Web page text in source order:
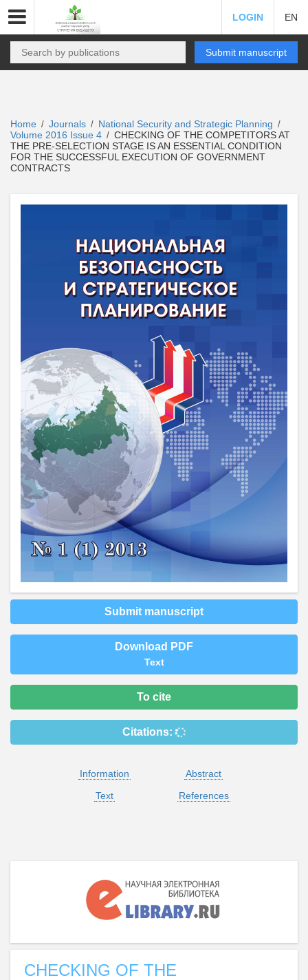
LOGIN EN
Submit manuscript
Home / Journals / National Security and Strategic Planning /
Volume 2016 Issue 4 / CHECKING OF THE COMPETITORS AT
THE PRE-SELECTION STAGE IS AN ESSENTIAL CONDITION
FOR THE SUCCESSFUL EXECUTION OF GOVERNMENT
CONTRACTS
Submit manuscript
Download PDF
Text
To cite
Citations:
Information
Abstract
Text
References
CHECKING OF THE